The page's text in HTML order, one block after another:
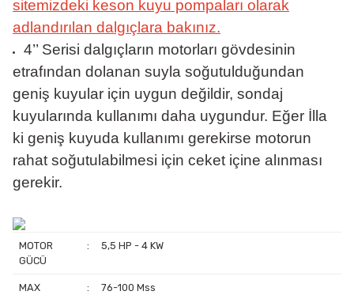
sitemizdeki keson kuyu pompaları olarak
adlandırılan dalgıçlara bakınız.
4’’ Serisi dalgıçların motorları gövdesinin
etrafından dolanan suyla soğutulduğundan
geniş kuyular için uygun değildir, sondaj
kuyularında kullanımı daha uygundur. Eğer İlla
ki geniş kuyuda kullanımı gerekirse motorun
rahat soğutulabilmesi için ceket içine alınması
gerekir.
MOTOR
GÜCÜ
: 5,5 HP - 4 KW
MAX
: 76-100 Mss